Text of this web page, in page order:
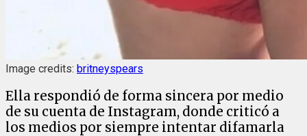
Image credits: britneyspears
Ella respondió de forma sincera por medio
de su cuenta de Instagram, donde criticó a
los medios por siempre intentar difamarla